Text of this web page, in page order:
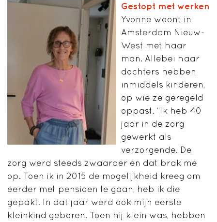
Gestopt met werken
Yvonne woont in
Amsterdam Nieuw-
West met haar
man. Allebei haar
dochters hebben
inmiddels kinderen,
op wie ze geregeld
oppast. “Ik heb 40
jaar in de zorg
gewerkt als
verzorgende. De
zorg werd steeds zwaarder en dat brak me
op. Toen ik in 2015 de mogelijkheid kreeg om
eerder met pensioen te gaan, heb ik die
gepakt. In dat jaar werd ook mijn eerste
kleinkind geboren. Toen hij klein was, hebben